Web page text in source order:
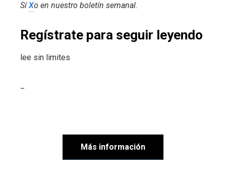
SíXo en nuestro boletín semanal.
Regístrate para seguir leyendo
lee sin limites
Más información